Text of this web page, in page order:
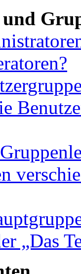
„Das